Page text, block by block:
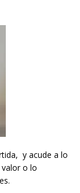
y acude a lo
o lo